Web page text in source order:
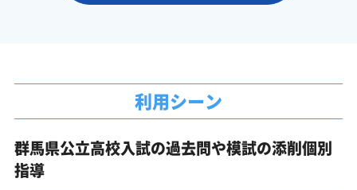
利用シーン
群馬県公立高校入試の過去問や模試の添削個別
指導